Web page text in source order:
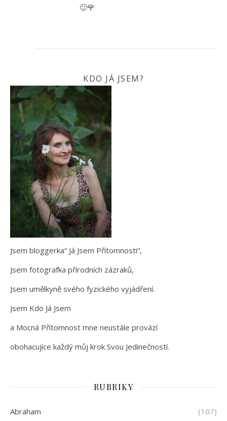
🙂🌹
KDO JÁ JSEM?
Jsem bloggerka“ Já Jsem Přítomnosti“,
Jsem fotografka přírodních zázraků,
Jsem umělkyně svého fyzického vyjádření.
Jsem Kdo Já Jsem
a Mocná Přítomnost mne neustále provází
obohacujíce každý můj krok Svou Jedinečností.
RUBRIKY
Abraham (107)